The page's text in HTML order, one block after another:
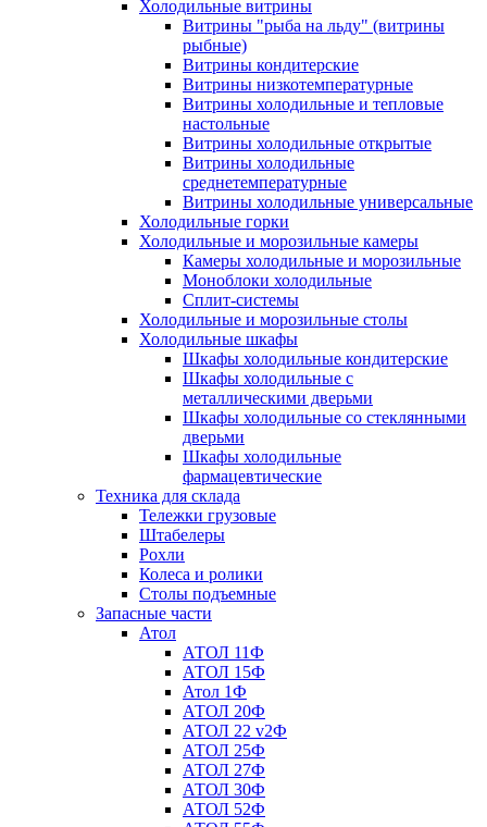
Холодильные витрины
Витрины "рыба на льду" (витрины
рыбные)
Витрины кондитерские
Витрины низкотемпературные
Витрины холодильные и тепловые
настольные
Витрины холодильные открытые
Витрины холодильные
среднетемпературные
Витрины холодильные универсальные
Холодильные горки
Холодильные и морозильные камеры
Камеры холодильные и морозильные
Моноблоки холодильные
Сплит-системы
Холодильные и морозильные столы
Холодильные шкафы
Шкафы холодильные кондитерские
Шкафы холодильные с
металлическими дверьми
Шкафы холодильные со стеклянными
дверьми
Шкафы холодильные
фармацевтические
Техника для склада
Тележки грузовые
Штабелеры
Рохли
Колеса и ролики
Столы подъемные
Запасные части
Атол
АТОЛ 11Ф
АТОЛ 15Ф
Атол 1Ф
АТОЛ 20Ф
АТОЛ 22 v2Ф
АТОЛ 25Ф
АТОЛ 27Ф
АТОЛ 30Ф
АТОЛ 52Ф